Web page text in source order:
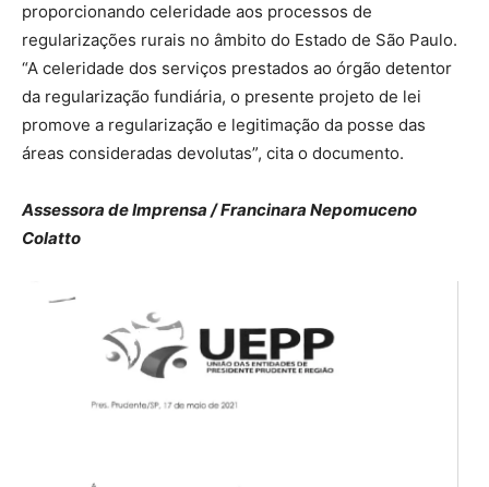
proporcionando celeridade aos processos de
regularizações rurais no âmbito do Estado de São Paulo.
“A celeridade dos serviços prestados ao órgão detentor
da regularização fundiária, o presente projeto de lei
promove a regularização e legitimação da posse das
áreas consideradas devolutas”, cita o documento.
Assessora de Imprensa / Francinara Nepomuceno
Colatto